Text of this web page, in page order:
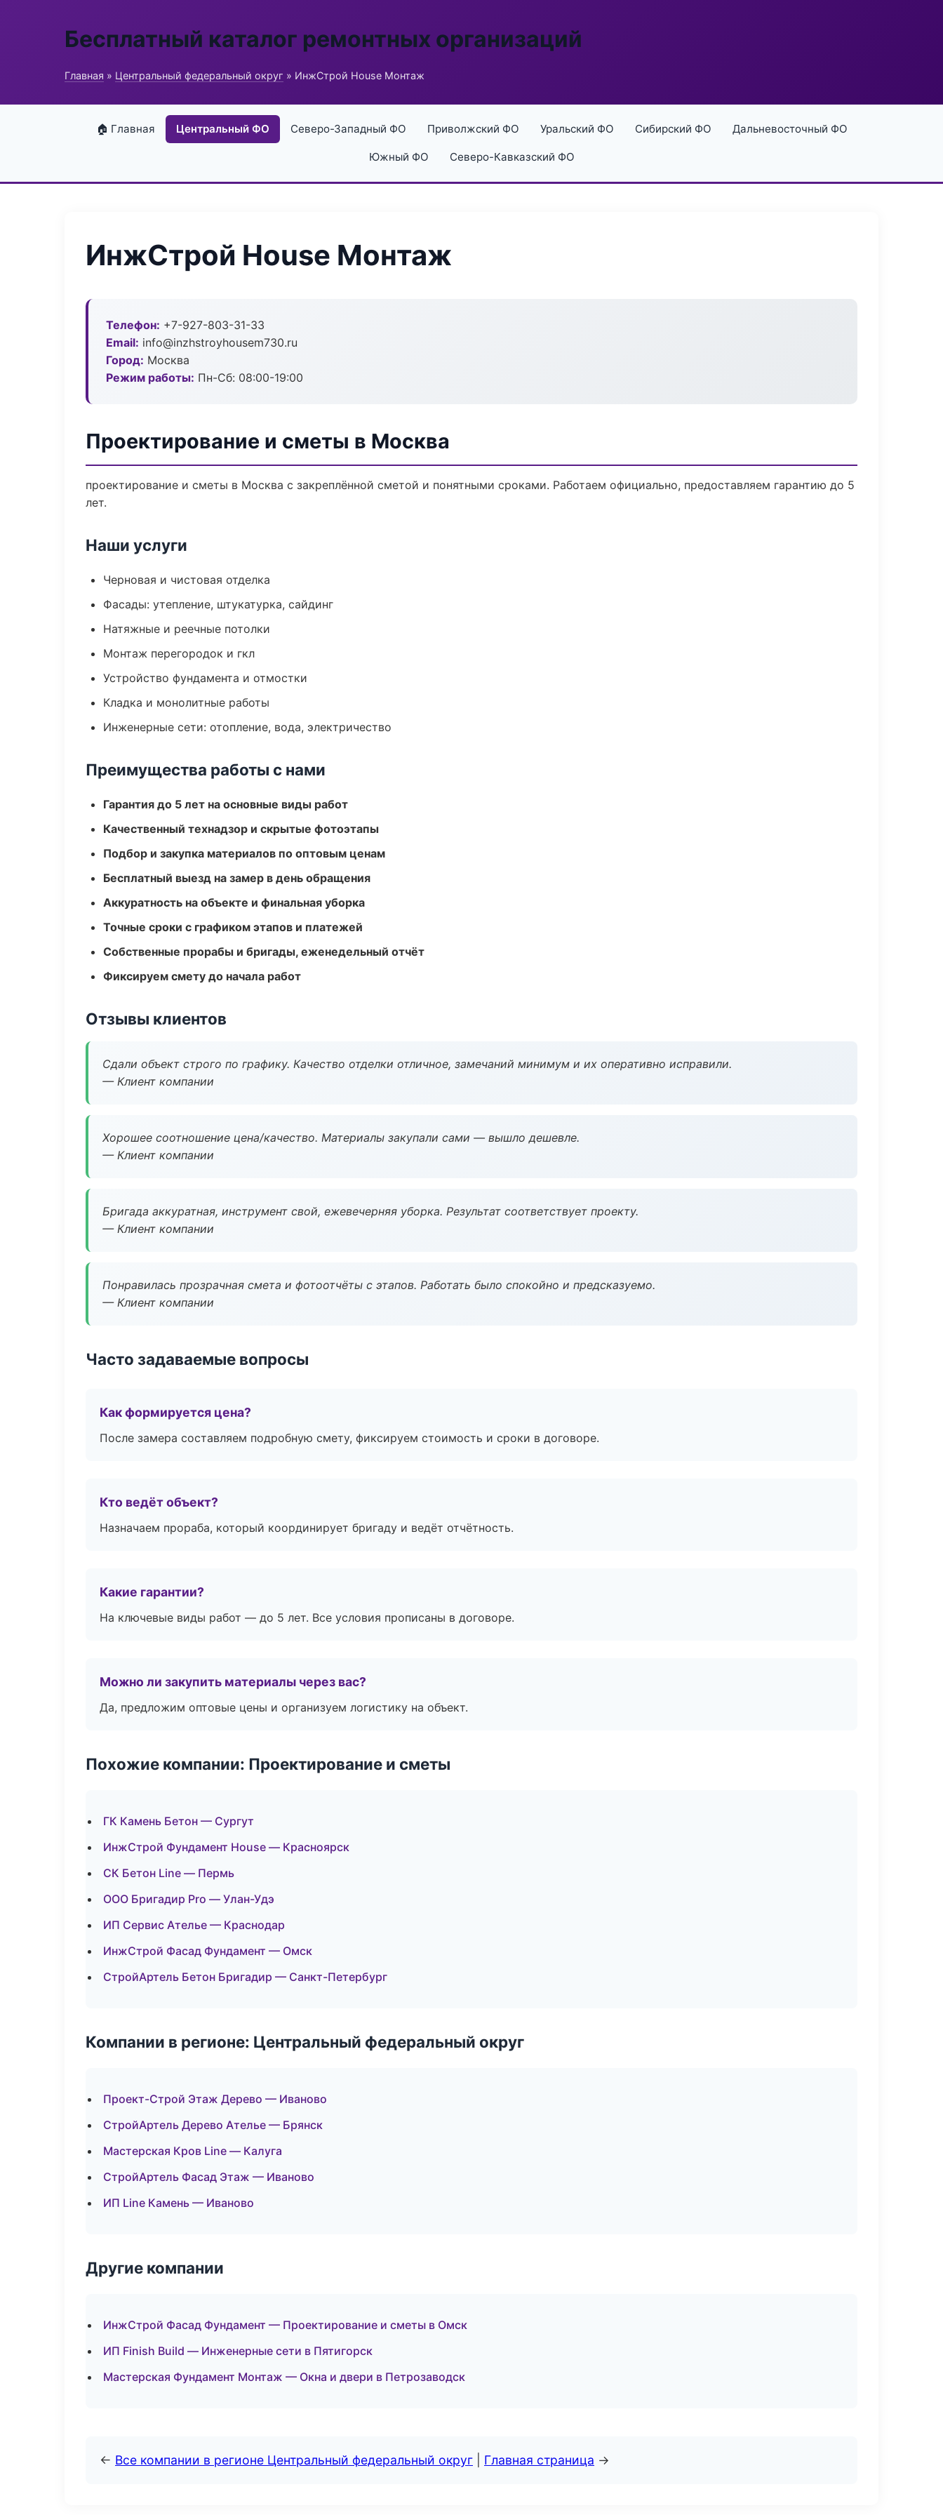
Бесплатный каталог ремонтных организаций
Главная » Центральный федеральный округ » ИнжСтрой House Монтаж
🏠 Главная Центральный ФО Северо-Западный ФО Приволжский ФО Уральский ФО Сибирский ФО Дальневосточный ФО
Южный ФО Северо-Кавказский ФО
ИнжСтрой House Монтаж
Телефон: +7-927-803-31-33
Email: info@inzhstroyhousem730.ru
Город: Москва
Режим работы: Пн-Сб: 08:00-19:00
Проектирование и сметы в Москва
проектирование и сметы в Москва с закреплённой сметой и понятными сроками. Работаем официально, предоставляем гарантию до 5
лет.
Наши услуги
Черновая и чистовая отделка
Фасады: утепление, штукатурка, сайдинг
Натяжные и реечные потолки
Монтаж перегородок и гкл
Устройство фундамента и отмостки
Кладка и монолитные работы
Инженерные сети: отопление, вода, электричество
Преимущества работы с нами
Гарантия до 5 лет на основные виды работ
Качественный технадзор и скрытые фотоэтапы
Подбор и закупка материалов по оптовым ценам
Бесплатный выезд на замер в день обращения
Аккуратность на объекте и финальная уборка
Точные сроки с графиком этапов и платежей
Собственные прорабы и бригады, еженедельный отчёт
Фиксируем смету до начала работ
Отзывы клиентов
Сдали объект строго по графику. Качество отделки отличное, замечаний минимум и их оперативно исправили.
— Клиент компании
Хорошее соотношение цена/качество. Материалы закупали сами — вышло дешевле.
— Клиент компании
Бригада аккуратная, инструмент свой, ежевечерняя уборка. Результат соответствует проекту.
— Клиент компании
Понравилась прозрачная смета и фотоотчёты с этапов. Работать было спокойно и предсказуемо.
— Клиент компании
Часто задаваемые вопросы
Как формируется цена?
После замера составляем подробную смету, фиксируем стоимость и сроки в договоре.
Кто ведёт объект?
Назначаем прораба, который координирует бригаду и ведёт отчётность.
Какие гарантии?
На ключевые виды работ — до 5 лет. Все условия прописаны в договоре.
Можно ли закупить материалы через вас?
Да, предложим оптовые цены и организуем логистику на объект.
Похожие компании: Проектирование и сметы
ГК Камень Бетон — Сургут
ИнжСтрой Фундамент House — Красноярск
СК Бетон Line — Пермь
ООО Бригадир Pro — Улан-Удэ
ИП Сервис Ателье — Краснодар
ИнжСтрой Фасад Фундамент — Омск
СтройАртель Бетон Бригадир — Санкт-Петербург
Компании в регионе: Центральный федеральный округ
Проект-Строй Этаж Дерево — Иваново
СтройАртель Дерево Ателье — Брянск
Мастерская Кров Line — Калуга
СтройАртель Фасад Этаж — Иваново
ИП Line Камень — Иваново
Другие компании
ИнжСтрой Фасад Фундамент — Проектирование и сметы в Омск
ИП Finish Build — Инженерные сети в Пятигорск
Мастерская Фундамент Монтаж — Окна и двери в Петрозаводск
← Все компании в регионе Центральный федеральный округ Главная страница →